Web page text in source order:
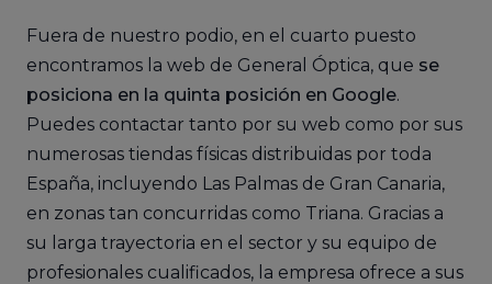
Fuera de nuestro podio, en el cuarto puesto
encontramos la web de General Óptica, que se
posiciona en la quinta posición en Google.
Puedes contactar tanto por su web como por sus
numerosas tiendas físicas distribuidas por toda
España, incluyendo Las Palmas de Gran Canaria,
en zonas tan concurridas como Triana. Gracias a
su larga trayectoria en el sector y su equipo de
profesionales cualificados, la empresa ofrece a sus